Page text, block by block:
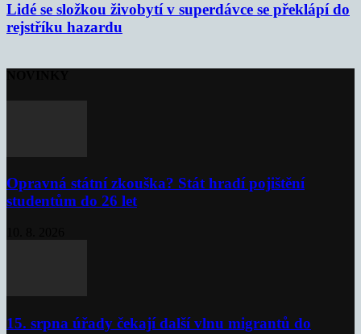
Lidé se složkou živobytí v superdávce se překlápí do
rejstříku hazardu
Opravná státní zkouška? Stát hradí pojištění
studentům do 26 let
15. srpna úřady čekají další vlnu migrantů do